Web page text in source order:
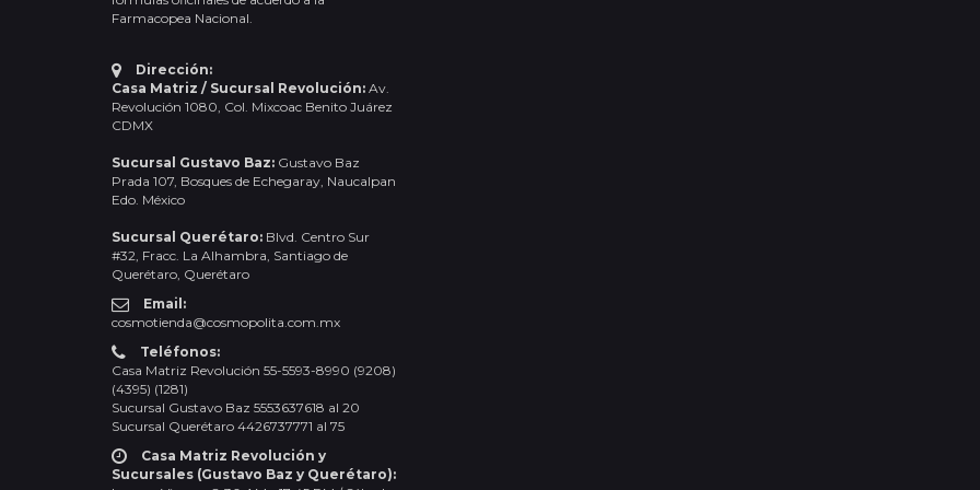
Farmacopea Nacional.
Dirección:
Casa Matriz / Sucursal Revolución: Av.
Revolución 1080, Col. Mixcoac Benito Juárez
CDMX
Sucursal Gustavo Baz: Gustavo Baz
Prada 107, Bosques de Echegaray, Naucalpan
Edo. México
Sucursal Querétaro: Blvd. Centro Sur
#32, Fracc. La Alhambra, Santiago de
Querétaro, Querétaro
Email:
cosmotienda@cosmopolita.com.mx
Teléfonos:
Casa Matriz Revolución 55-5593-8990 (9208)
(4395) (1281)
Sucursal Gustavo Baz 5553637618 al 20
Sucursal Querétaro 4426737771 al 75
Casa Matriz Revolución y
Sucursales (Gustavo Baz y Querétaro):